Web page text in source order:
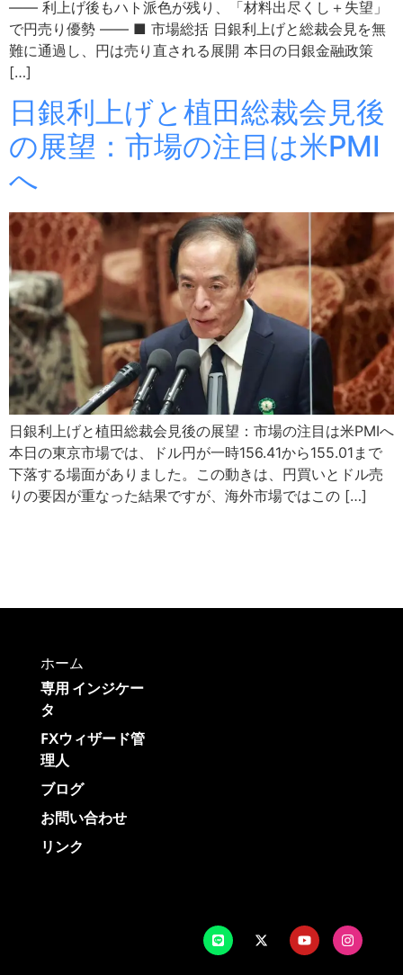
―― 利上げ後もハト派色が残り、「材料出尽くし＋失望」
で円売り優勢 ―― ■ 市場総括 日銀利上げと総裁会見を無
難に通過し、円は売り直される展開 本日の日銀金融政策
[…]
日銀利上げと植田総裁会見後
の展望：市場の注目は米PMI
へ
日銀利上げと植田総裁会見後の展望：市場の注目は米PMIへ
本日の東京市場では、ドル円が一時156.41から155.01まで
下落する場面がありました。この動きは、円買いとドル売
りの要因が重なった結果ですが、海外市場ではこの […]
ホーム
専用 インジケー
タ
FXウィザード管
理人
ブログ
お問い合わせ
リンク